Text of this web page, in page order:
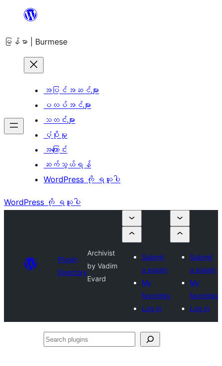
အကြောင်းအရာ
ကျော်သွား
မြန်မာ | Burmese
အပြင်အဆင်များ
ပလပ်အင်များ
သတင်းများ
ပံ့ပိုးမှု
အကြောင်း
ဆက်သွယ်ရန်
WordPress ကို ရယူပါ
WordPress ကို ရယူပါ
Plugin
Directory
Archivist
by Vadim
Evard
Submit
a plugin
My
favorites
Log in
Submit
a plugin
My
favorites
Log in
Search